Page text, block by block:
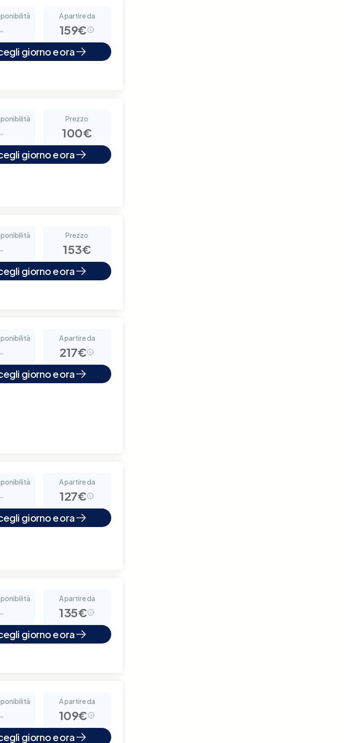
A partire da
159€
giorno e ora
Prezzo
100€
giorno e ora
Prezzo
153€
giorno e ora
A partire da
217€
giorno e ora
A partire da
127€
giorno e ora
A partire da
135€
giorno e ora
A partire da
109€
giorno e ora